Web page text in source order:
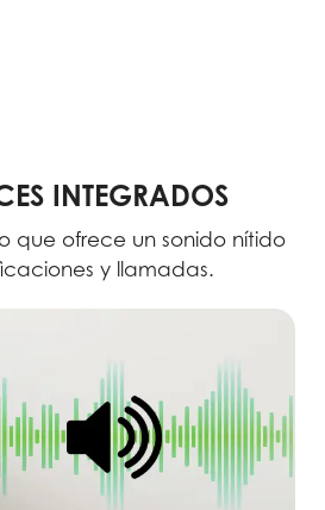
INTEGRADOS
que ofrece un sonido nítido
y llamadas.